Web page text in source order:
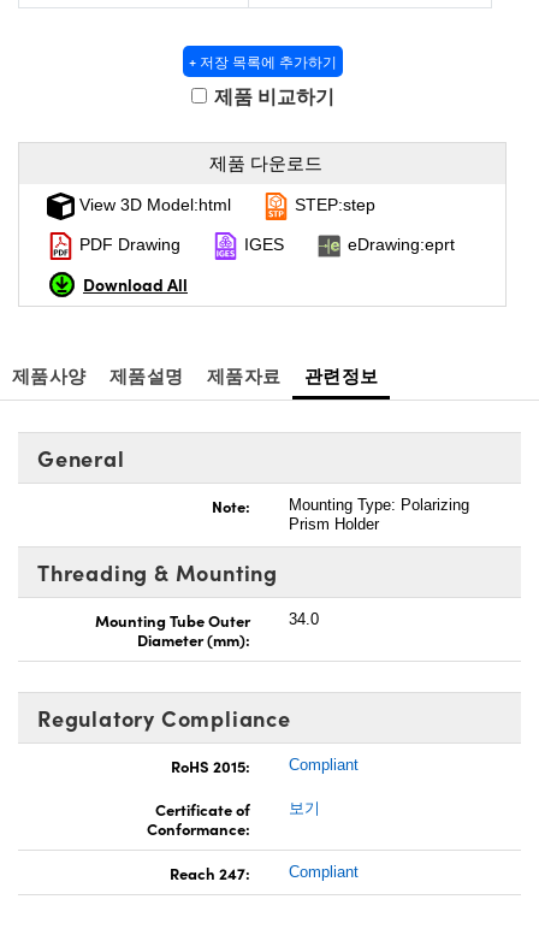
+ 저장 목록에 추가하기
제품 비교하기
제품 다운로드
View 3D Model:html STEP:step
PDF Drawing IGES eDrawing:eprt
Download All
제품사양 제품설명 제품자료 관련정보
General
Note:
Mounting Type: Polarizing
Prism Holder
Threading & Mounting
Mounting Tube Outer
Diameter (mm):
34.0
Regulatory Compliance
RoHS 2015: Compliant
Certificate of
Conformance:
보기
Reach 247: Compliant